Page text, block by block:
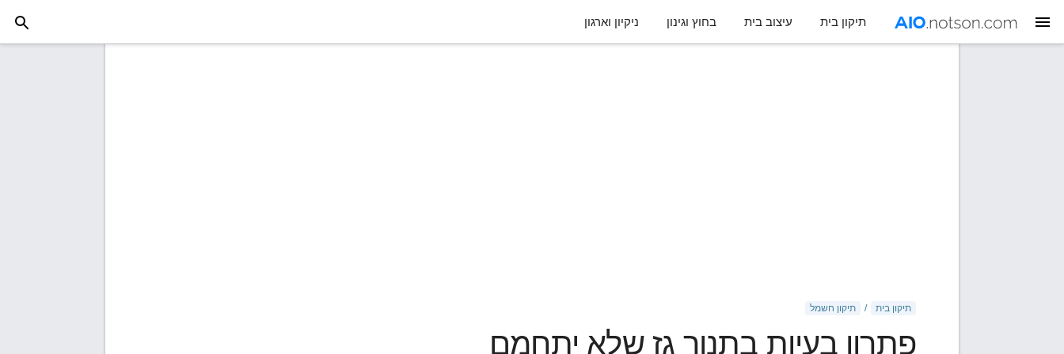
תיקון בית עיצוב בית בחוץ וגינון ניקיון וארגון
תיקון בית תיקון חשמל
פתרון בעיות בתנור גז שלא יתחמם